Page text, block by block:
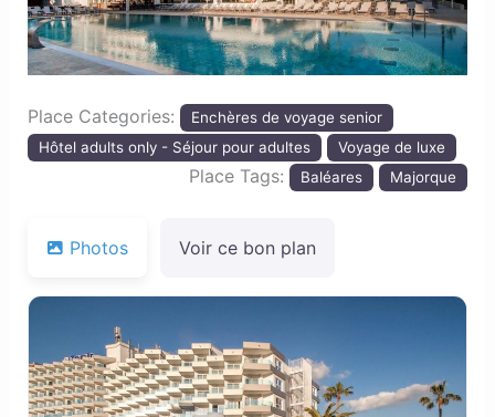
Place Categories:
Enchères de voyage senior
Hôtel adults only - Séjour pour adultes
Voyage de luxe
Place Tags: Baléares Majorque
Photos Voir ce bon plan